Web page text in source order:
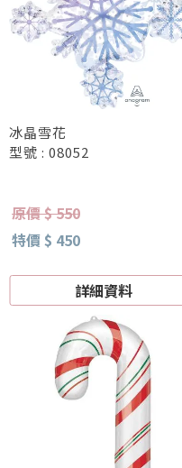
冰晶雪花
型號 : 08052
原價 $ 550
特價 $ 450
詳細資料